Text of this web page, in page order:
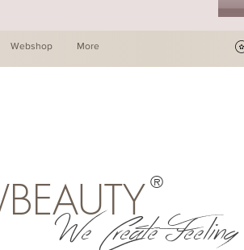
Webshop More
®
We Create Feeling